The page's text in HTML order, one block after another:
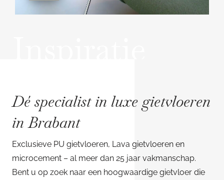
Dé specialist in luxe gietvloeren
in Brabant
Exclusieve PU gietvloeren, Lava gietvloeren en
microcement – al meer dan 25 jaar vakmanschap.
Bent u op zoek naar een hoogwaardige gietvloer die